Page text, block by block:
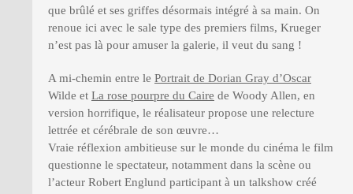
que brûlé et ses griffes désormais intégré à sa main. On
renoue ici avec le sale type des premiers films, Krueger
n’est pas là pour amuser la galerie, il veut du sang !
A mi-chemin entre le Portrait de Dorian Gray d’Oscar
Wilde et La rose pourpre du Caire de Woody Allen, en
version horrifique, le réalisateur propose une relecture
lettrée et cérébrale de son œuvre…
Vraie réflexion ambitieuse sur le monde du cinéma le film
questionne le spectateur, notamment dans la scène ou
l’acteur Robert Englund participant à un talkshow créé